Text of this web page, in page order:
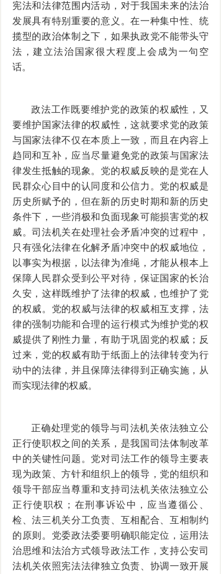
宪法和法律范围内活动，对于我国未来的法治
发展具有特别重要的意义。在一种集中性、统
揽型的政治体制之下，如果执政党不能带头守
法，建立法治国家很大程度上会成为一句空
话。
政法工作既要维护党的政策的权威性，又
要维护国家法律的权威性，这就要求党的政策
与国家法律不仅在本质上一致，而且在内容上
趋同和互补，应当尽量避免党的政策与国家法
律发生抵触的现象。党的权威反映的是党在人
民群众心目中的认同度和公信力。党的权威是
历史所赋予的，但在新的历史时期和新的历史
条件下，一些消极和负面现象可能损害党的权
威。司法机关在处理社会矛盾冲突的过程中，
只有强化法律在化解矛盾冲突中的权威地位，
以事实为根据，以法律为准绳，才能从根本上
保障人民群众受到公平对待，保证国家的长治
久安，这样既维护了法律的权威，也维护了党
的权威。党的权威与法律的权威相互支撑，法
律的强制功能和合理的运行模式为维护党的权
威提供了刚性力量，有助于巩固党的权威；反
过来，党的权威有助于纸面上的法律转变为行
动中的法律，并且保障法律得到正确实施，从
而实现法律的权威。
正确处理党的领导与司法机关依法独立公
正行使职权之间的关系，是我国司法体制改革
中的关键性问题。党对司法工作的领导主要表
现为政策、方针和组织上的领导，党的组织和
领导干部应当尊重和支持司法机关依法独立公
正行使职权；在刑事诉讼中，应当遵循公、
检、法三机关分工负责、互相配合、互相制约
的原则。党委政法委要明确职能定位，运用法
治思维和法治方式领导政法工作，支持公安司
法机关依照宪法法律独立负责、协调一致开展